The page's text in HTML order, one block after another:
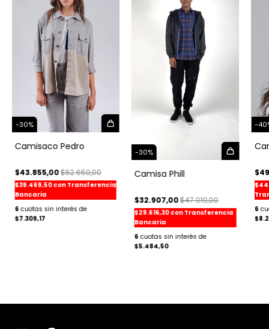
-30%
Camisaco Pedro
$43.855,00$62.650,00
$39.469,50conTransferencia
Bancaria
6
$7.309,17
-30%
Camisa Phill
$32.907,00$47.010,00
$29.616,30conTransferencia
Bancaria
6
$5.484,50
-40
6